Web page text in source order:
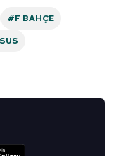
#F BAHÇE